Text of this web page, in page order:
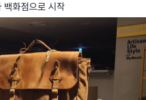
백화점으로 시작